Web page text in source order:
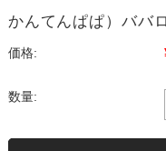
かんてんぱぱ）ババ
価格:
数量: